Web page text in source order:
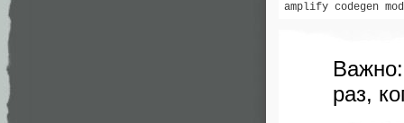
amplify codegen
раз,